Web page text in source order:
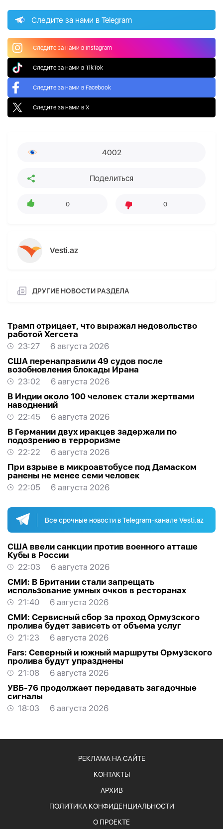
Следите за нами в Telegram
Следите за нами в Instagram
Следите за нами в TikTok
Следите за нами в Facebook
Следите за нами в X
4002
Поделиться
0 0
Vesti.az
ДРУГИЕ НОВОСТИ РАЗДЕЛА
Трамп отрицает, что выражал недовольство
работой Хегсета
23:27
6 августа 2026
США перенаправили 49 судов после
возобновления блокады Ирана
23:02
6 августа 2026
В Индии около 100 человек стали жертвами
наводнений
22:45
6 августа 2026
В Германии двух иракцев задержали по
подозрению в терроризме
22:22
6 августа 2026
При взрыве в микроавтобусе под Дамаском
ранены не менее семи человек
22:05
6 августа 2026
Все срочные новости в Telegram-канале Vesti.az
США ввели санкции против военного атташе
Кубы в России
22:03
6 августа 2026
СМИ: В Британии стали запрещать
использование умных очков в ресторанах
21:40
6 августа 2026
СМИ: Сервисный сбор за проход Ормузского
пролива будет зависеть от объема услуг
21:23
6 августа 2026
Fars: Северный и южный маршруты Ормузского
пролива будут упразднены
21:08
6 августа 2026
УВБ-76 продолжает передавать загадочные
сигналы
18:03
6 августа 2026
РЕКЛАМА НА САЙТЕ
КОНТАКТЫ
АРХИВ
ПОЛИТИКА КОНФИДЕНЦИАЛЬНОСТИ
О ПРОЕКТЕ